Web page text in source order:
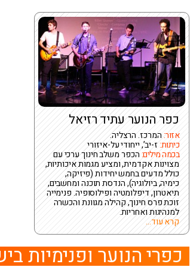
כפר הנוער עתיד רזיאל
אזור:המרכז. הרצליה.
כיתות:ז-יב’, ייחודי על-איזורי
בכמה מילים:הכפר משלב חינוך ערכי עם
מצוינות אקדמית, ומציע מגמות איכותיות,
כולל מדעים בחמש יחידות (פיזיקה,
כימיה, ביולוגיה), הנדסת תוכנה ומחשבים,
תיאטרון, דיפלומטיה ופילוסופיה. פנימייה
זוכת פרס חינוך, קהילה מגוונת והכשרה
למנהיגות ואחריות.
קרא עוד...
כפרי הנוער ופנימיות